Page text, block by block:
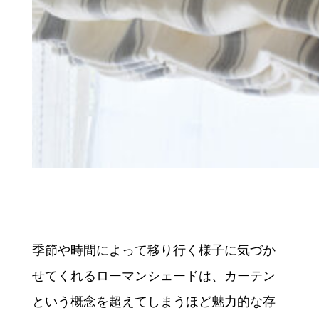
季節や時間によって移り行く様子に気づか
せてくれるローマンシェードは、カーテン
という概念を超えてしまうほど魅力的な存